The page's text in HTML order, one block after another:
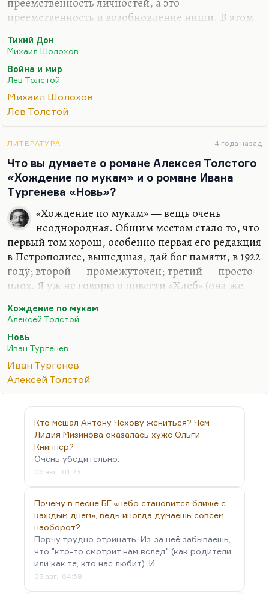
преемственность и возобновление ниши. В этом
конечно, но это не значит, что Окуджава
количество общих тем, мотивов, приёмов,
определённые моменты, это всё-таки сходство
ниш: музыкальный и романтический поэт с
очень мелодическим. Я провожу, помните,
полную аналогию, разбираю «Эолову арфу»:
«Владыко Морвены, // Жил в дедовском…
Тихий Дон
Михаил Шолохов
Война и мир
Лев Толстой
Михаил Шолохов
Лев Толстой
ЛИТЕРАТУРА 4 года назад
Что вы думаете о романе Алексея Толстого
«Хождение по мукам» и о романе Ивана
Тургенева «Новь»?
«Хождение по мукам» — вещь очень
неоднородная. Общим местом стало то, что
первый том хорош, особенно первая его редакция
в Петрополисе, вышедшая, дай бог памяти, в 1922
году; второй — промежуточен; третий — просто
плох. Я уж не говорю о повести «Хлеб» (она же
считал художественной неудачей и написал её,
Сталин героически оборонял Царицын в 1919
«Хождение по мукам» как трилогия, как цельное
высказывание имеет довольно нестандартный и
довольно интересный художественный посыл.
Это книга о России, безусловно,— рефлексия по
поводу русского пути. Так вот, русское в
представлении Алексея Толстого, надо…
Хождение по мукам
Алексей Толстой
Новь
Иван Тургенев
Иван Тургенев
Алексей Толстой
Кто мешал Антону Чехову жениться? Чем
Лидия Мизинова оказалась хуже Ольги
Книппер?
Очень убедительно.
06 авг., 01:23
Почему в песне БГ «небо становится ближе с
каждым днем», ведь иногда думаешь совсем
наоборот?
Порчу трудно отрицать. Из-за неё забываешь,
что "кто-то смотрит нам вслед" (как родители
или как те, кто нас любит). И…
03 авг., 04:58